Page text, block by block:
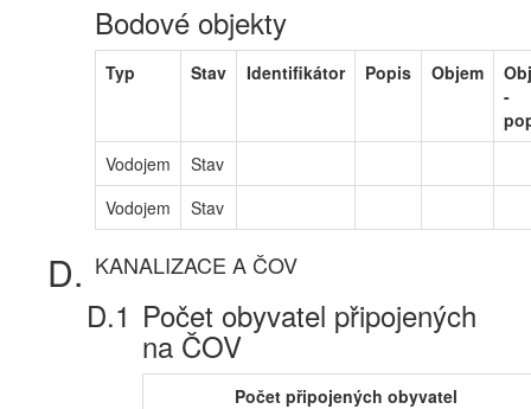
Bodové objekty
Typ Stav Identifikátor Popis Objem
-
Vodojem
Stav
Vodojem
Stav
KANALIZACE A ČOV
Počet obyvatel připojených
na ČOV
Počet připojených obyvatel